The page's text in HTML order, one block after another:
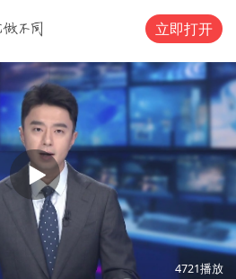
立即打开
02:47
4721播放